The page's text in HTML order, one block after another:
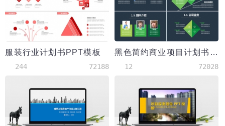
服装行业计划书PPT模板
244 72188
黑色简约商业项目计划书PPT模板
12 72028